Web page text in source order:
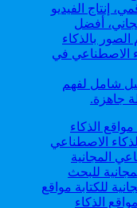
شامل لفهم
جاهزة.